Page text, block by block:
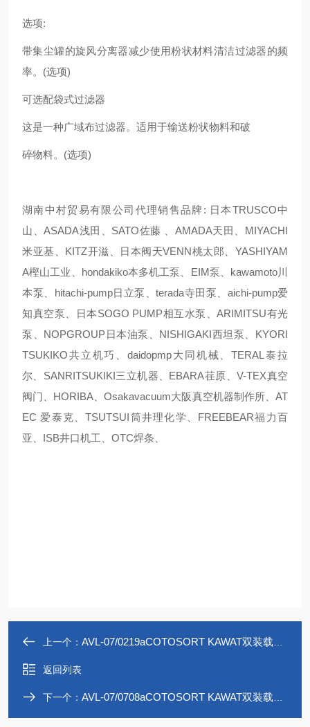
选项:
带集尘罐的旋风分离器减少使用粉状材料清洁过滤器的频
率。(选项)
可选配袋式过滤器
这是一种广域布过滤器。适用于输送粉状物料和破
碎物料。(选项)
湖南中村贸易有限公司代理销售品牌: 日本TRUSCO中
山、ASADA浅田、SATO佐藤 、AMADA天田、MIYACHI
米亚基、KITZ开滋、日本阀天VENN桃太郎、YASHIYAM
A樫山工业、hondakiko本多机工泵、EIM泵、kawamoto川
本泵、hitachi-pump日立泵、terada寺田泵、aichi-pump爱
知真空泵、日本SOGO PUMP相互水泵、ARIMITSU有光
泵、NOPGROUP日本油泵、NISHIGAKI西坦泵、KYORI
TSUKIKO共立机巧、daidopmp大同机械、TERAL泰拉
尔、SANRITSUKIKI三立机器、EBARA荏原、V-TEX真空
阀门、HORIBA、Osakavacuum大阪真空机器制作所、AT
EC 爱泰克、TSUTSUI筒井理化学、FREEBEAR福力百
亚、ISB井口机工、OTC焊条、
上一个： AVL-07/0219aCOTOSORT KAWAT双装载两路吸力运输机
返回列表
下一个： AVL-07/0708aCOTOSORT KAWAT双装载两路吸力运输机